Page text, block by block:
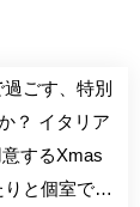
ごす、特別
？ イタリア
するXmas
と個室でお